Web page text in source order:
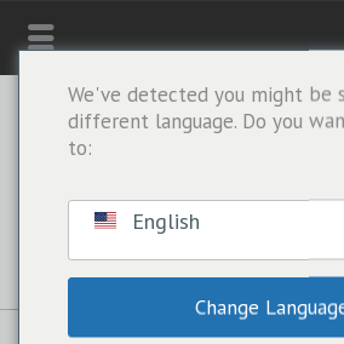
We've detected you might be
different language. Do you
to:
English
Change